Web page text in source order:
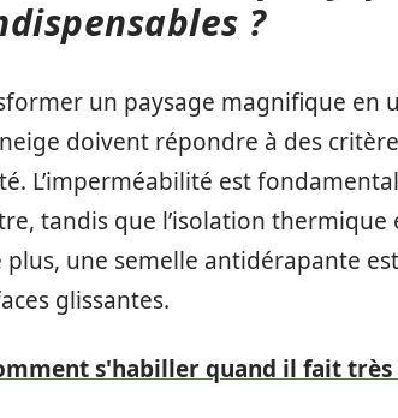
?
un paysage magnifique en
doivent répondre à des
L’imperméabilité est
tandis que l’isolation
plus, une semelle antidérapante
glissantes.
s'habiller quand il fait très